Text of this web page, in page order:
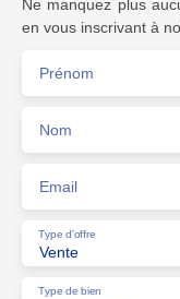
Ne manquez plus
en vous inscrivant à
Prénom
Nom
Email
Vente
Type d'offre
Type de bien